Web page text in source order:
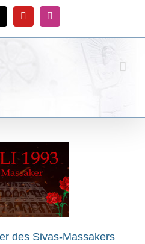
YouTubeInstagram
des Sivas-Massakers